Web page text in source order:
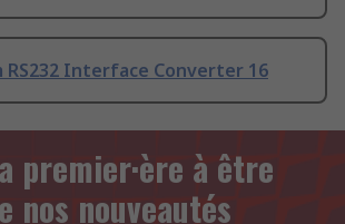
RS232 Interface Converter 16
premier·ère à être
nos nouveautés